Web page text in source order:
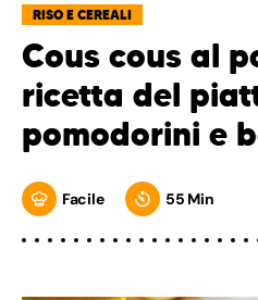
RISO E CEREALI
Cous cous al
ricetta del
pomodorini e
Facile 55 Min